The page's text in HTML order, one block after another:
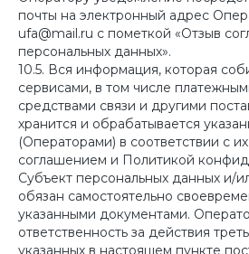
почты на электронный адрес
ufa@mail.ru с пометкой «Отзыв
персональных данных».
10.5. Вся информация, которая
сервисами, в том числе
средствами связи и другими
хранится и обрабатывается
(Операторами) в соответствии с
соглашением и Политикой
Субъект персональных данных и/
обязан самостоятельно
указанными документами.
ответственность за действия
указанных в настоящем пункте